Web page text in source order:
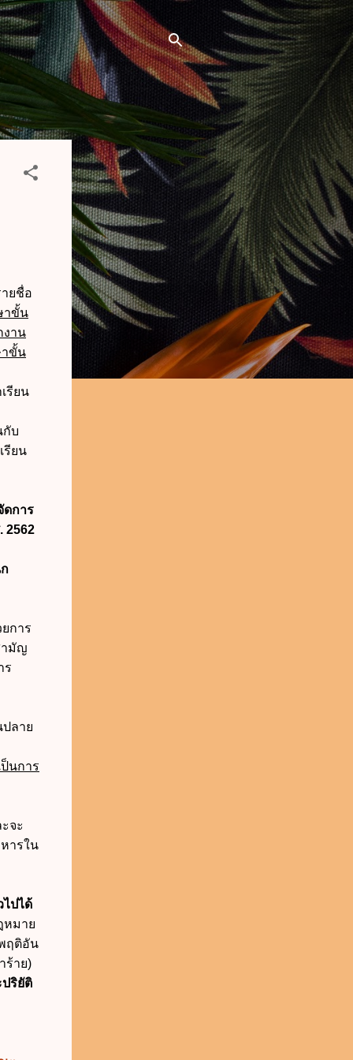
📢กฎหมายใหม่ กรกฎาคม 2569 (2 ฉบับ) พ.ร.
ยชื่อ
าขั้น
งาน
าขั้น
รียน
กับ
รียน
ดการ
2562
การ
ามัญ
ร
ลาย
นการ
จะ
ารใน
ปได้
หมาย
ฤติอัน
ร้าย)
ริยัติ